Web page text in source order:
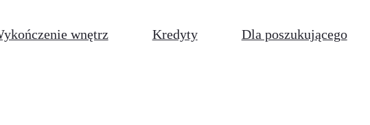
wnętrz Kredyty Dla poszukującego